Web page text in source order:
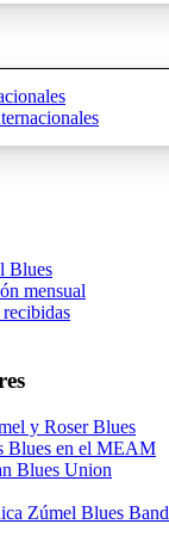
Blues
mensual
y Roser Blues
Blues en el MEAM
Blues Union
Zúmel Blues Band